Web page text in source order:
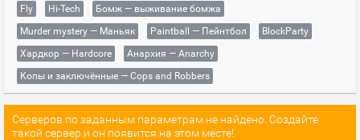
Fly
Hi-Tech
Бомж — выживание бомжа
Murder mystery — Маньяк
Paintball — Пейнтбол
BlockParty
Хардкор — Hardcore
Анархия — Anarchy
Копы и заключённые — Cops and Robbers
Серверов по заданным параметрам не найдено. Создайте
такой сервер и он появится на этом месте!